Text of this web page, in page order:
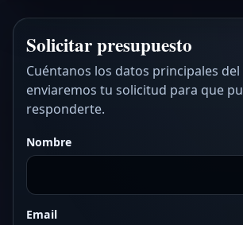
Solicitar presupuesto
Cuéntanos los datos principales
enviaremos tu solicitud para que
responderte.
Nombre
Email